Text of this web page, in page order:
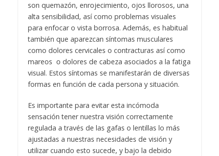
son quemazón, enrojecimiento, ojos llorosos, una
alta sensibilidad, así como problemas visuales
para enfocar o vista borrosa. Además, es habitual
también que aparezcan síntomas musculares
como dolores cervicales o contracturas así como
mareos o dolores de cabeza asociados a la fatiga
visual. Estos síntomas se manifestarán de diversas
formas en función de cada persona y situación.
Es importante para evitar esta incómoda
sensación tener nuestra visión correctamente
regulada a través de las gafas o lentillas lo más
ajustadas a nuestras necesidades de visión y
utilizar cuando esto sucede, y bajo la debido